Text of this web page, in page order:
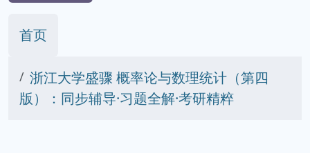
首页
浙江大学盛骤 概率论与数理统计（第四
版）：同步辅导·习题全解·考研精粹